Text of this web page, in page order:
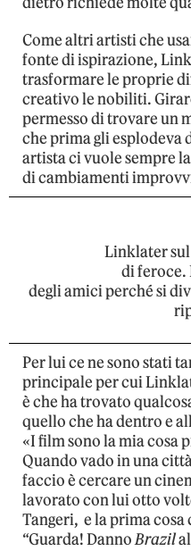
Come altri artisti che
fonte di ispirazione,
trasformare le proprie
creativo le nobiliti.
permesso di trovare un
che prima gli esplodeva
artista ci vuole sempre
di cambiamenti
Linklater sul
di feroce.
degli amici perché si
Per lui ce ne sono stati
principale per cui
è che ha trovato
quello che ha dentro e
«I film sono la mia cosa
Quando vado in una
faccio è cercare un
lavorato con lui otto
Tangeri, e la prima cosa
“Guarda! DannoBrazil